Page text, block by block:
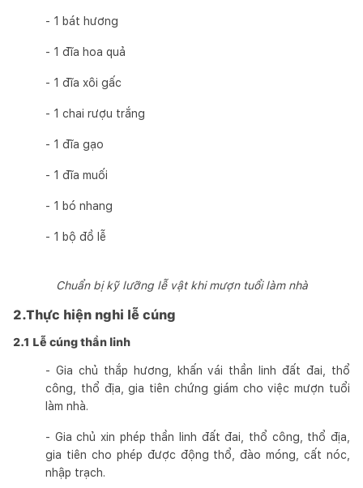
- 1 bát hương
- 1 đĩa hoa quả
- 1 đĩa xôi gấc
- 1 chai rượu trắng
- 1 đĩa gạo
- 1 đĩa muối
- 1 bó nhang
- 1 bộ đồ lễ
Chuẩn bị kỹ lưỡng lễ vật khi mượn tuổi làm nhà
2.Thực hiện nghi lễ cúng
2.1 Lễ cúng thần linh
- Gia chủ thắp hương, khấn vái thần linh đất đai, thổ
công, thổ địa, gia tiên chứng giám cho việc mượn tuổi
làm nhà.
- Gia chủ xin phép thần linh đất đai, thổ công, thổ địa,
gia tiên cho phép được động thổ, đào móng, cất nóc,
nhập trạch.